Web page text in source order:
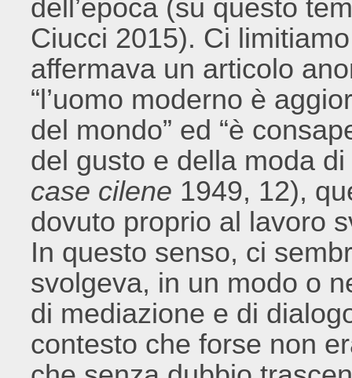
dell’epoca (su questo
Ciucci 2015). Ci
affermava un articolo
“l’uomo moderno è
del mondo” ed “è
del gusto e della moda
case cilene 1949, 12),
dovuto proprio al lavoro
In questo senso, ci
svolgeva, in un modo o
di mediazione e di
contesto che forse non